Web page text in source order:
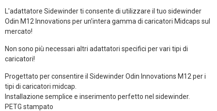
L'adattatore Sidewinder ti consente di utilizzare il tuo sidewinder
Odin M12 Innovations per un'intera gamma di caricatori Midcaps sul
mercato!
Non sono più necessari altri adattatori specifici per vari tipi di
caricatori!
Progettato per consentire il Sidewinder Odin Innovations M12 per i
tipi di caricatori midcap.
Installazione semplice e inserimento perfetto nel sidewinder.
PETG stampato